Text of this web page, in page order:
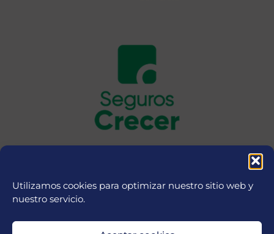
Utilizamos cookies para optimizar nuestro sitio web y
nuestro servicio.